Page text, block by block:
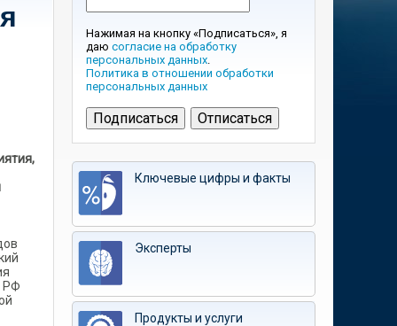
РФ
Нажимая на кнопку «Подписаться», я
даю согласие на обработку
персональных данных.
Политика в отношении обработки
персональных данных
Ключевые цифры и факты
Эксперты
Продукты и услуги